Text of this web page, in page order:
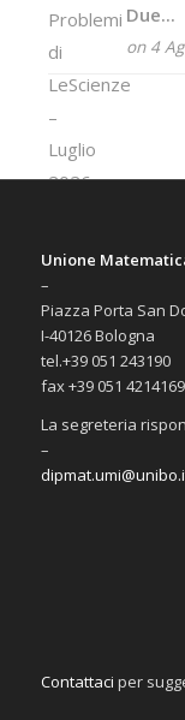
Due...
on 4
Unione
–
Piazza Porta San
I-40126 Bologna
tel.+39 051 243190
fax +39 051 4214169
La segreteria
–
Contattaci per